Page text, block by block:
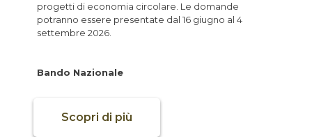
progetti di economia circolare. Le domande
potranno essere presentate dal 16 giugno al 4
settembre 2026.
Bando Nazionale
Scopri di più